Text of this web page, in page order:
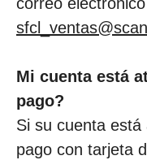
Mi cuenta está
pago?
Si su cuenta
pago con tarjeta